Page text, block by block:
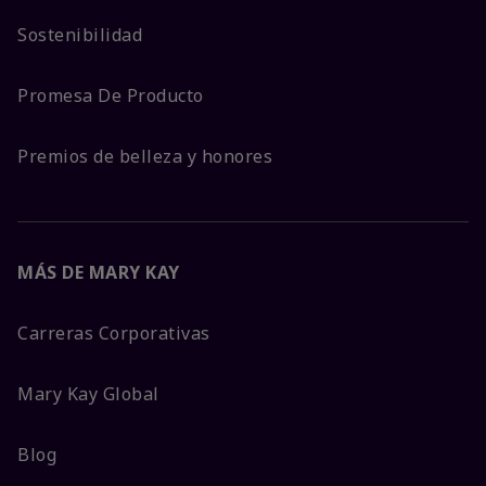
Sostenibilidad
Promesa De Producto
Premios de belleza y honores
MÁS DE MARY KAY
Carreras Corporativas
Mary Kay Global
Blog